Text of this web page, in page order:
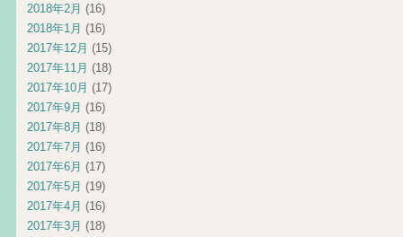
2018年2月 (16)
2018年1月 (16)
2017年12月 (15)
2017年11月 (18)
2017年10月 (17)
2017年9月 (16)
2017年8月 (18)
2017年7月 (16)
2017年6月 (17)
2017年5月 (19)
2017年4月 (16)
2017年3月 (18)